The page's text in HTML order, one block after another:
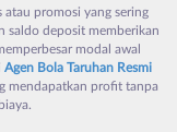
promosi yang sering
saldo deposit memberikan
modal awal
Agen Bola Taruhan Resmi
mendapatkan profit tanpa